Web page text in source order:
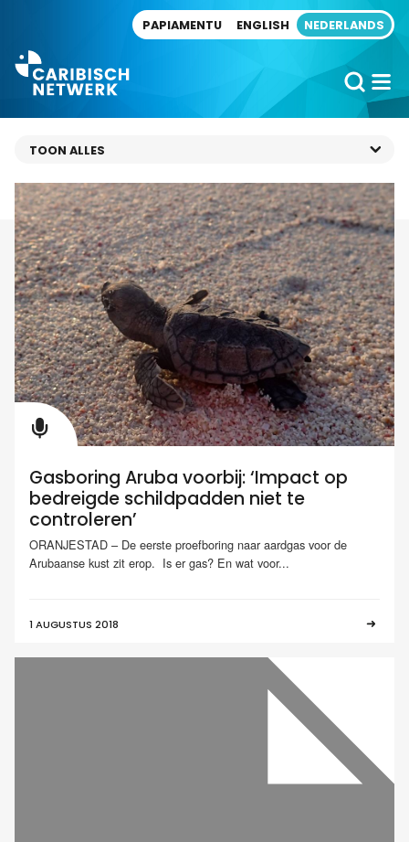
PAPIAMENTU ENGLISH NEDERLANDS
Gasboring Aruba voorbij: ‘Impact op
bedreigde schildpadden niet te
controleren’
ORANJESTAD – De eerste proefboring naar aardgas voor de
Arubaanse kust zit erop. Is er gas? En wat voor...
1 AUGUSTUS 2018